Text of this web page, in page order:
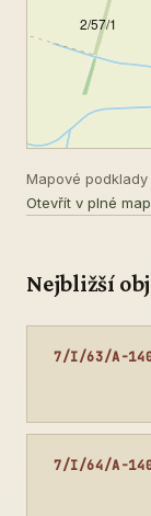
2/57/1
Mapové
Otevřít v plné
Nejbližší
7/I/63/A-
7/I/64/A-